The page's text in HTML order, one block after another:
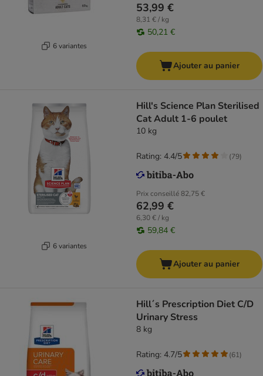
6 variantes
53,99 €
8,31 € / kg
50,21 €
Ajouter au panier
6 variantes
Hill's Science Plan Sterilised
Cat Adult 1-6 poulet
10 kg
Prix conseillé82,75 €
62,99 €
6,30 € / kg
59,84 €
Rating: 4.4/5 (79)
Ajouter au panier
Hill´s Prescription Diet C/D
Urinary Stress
8 kg
Rating: 4.7/5 (61)